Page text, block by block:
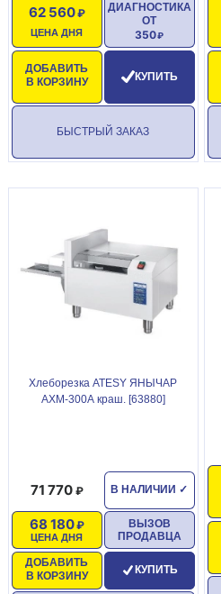
ЦЕНА ДНЯ
62 560
ДОБАВИТЬ
В КОРЗИНУ
ДИАГНОСТИКА
ОТ
350
КУПИТЬ
БЫСТРЫЙ ЗАКАЗ
Хлеборезка ATESY ЯНЫЧАР
АХМ-300А краш. [63880]
В НАЛИЧИИ ✓
71 770
ЦЕНА ДНЯ
68 180
ДОБАВИТЬ
В КОРЗИНУ
ВЫЗОВ
ПРОДАВЦА
КУПИТЬ